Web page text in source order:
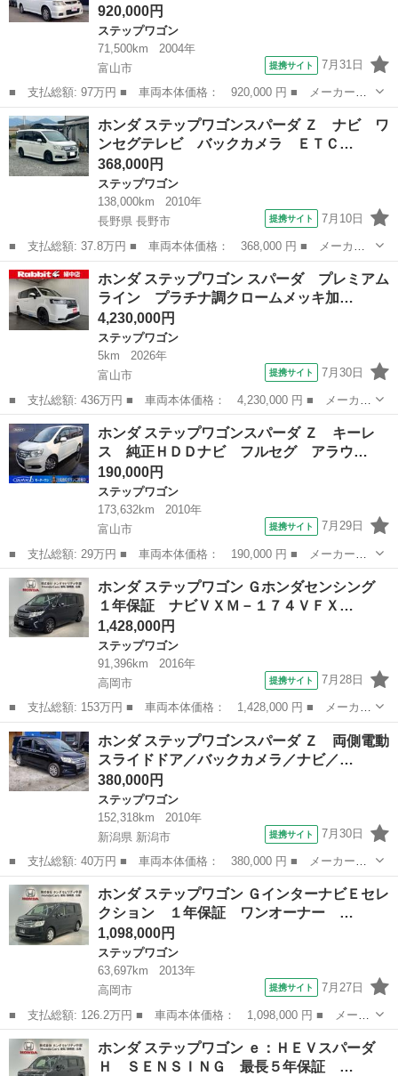
920,000円
ステップワゴン
71,500km
2004年
富山市
提携サイト 7月31日
■ 支払総額: 97万円 ■ 車両本体価格： 920,000 円 ■ メーカー
名： ホンダ ■ 車種名： ステップワゴン ■ グレード名： スタ
イルエディション １０インチアンドロイドナビ／ミラーリング／テ
ザリング／Ｂｌｕ...
富山 富山市 ステップワゴン
ホンダ ステップワゴンスパーダ Ｚ ナビ ワ
ンセグテレビ バックカメラ ＥＴＣ…
368,000円
ステップワゴン
138,000km
2010年
長野県 長野市
提携サイト 7月10日
■ 支払総額: 37.8万円 ■ 車両本体価格： 368,000 円 ■ メーカー
名： ホンダ ■ 車種名： ステップワゴンスパーダ ■ グレード
名： Ｚ ナビ ワンセグテレビ バックカメラ ＥＴＣ ３列シー
ト ８人乗り ...
長野 長野市 ステップワゴン
ホンダ ステップワゴン スパーダ プレミアム
ライン プラチナ調クロームメッキ加…
4,230,000円
ステップワゴン
5km
2026年
富山市
提携サイト 7月30日
■ 支払総額: 436万円 ■ 車両本体価格： 4,230,000 円 ■ メーカー
名： ホンダ ■ 車種名： ステップワゴン ■ グレード名： スパ
ーダ プレミアムライン プラチナ調クロームメッキ加飾付フロント
グリル ス...
富山 富山市 ステップワゴン
ホンダ ステップワゴンスパーダ Ｚ キーレ
ス 純正ＨＤＤナビ フルセグ アラウ…
190,000円
ステップワゴン
173,632km
2010年
富山市
提携サイト 7月29日
■ 支払総額: 29万円 ■ 車両本体価格： 190,000 円 ■ メーカー
名： ホンダ ■ 車種名： ステップワゴンスパーダ ■ グレード
名： Ｚ キーレス 純正ＨＤＤナビ フルセグ アラウンドビュー
モニター オートエ...
富山 富山市 ステップワゴン
ホンダ ステップワゴン Ｇホンダセンシング
１年保証 ナビＶＸＭ－１７４ＶＦＸ…
1,428,000円
ステップワゴン
91,396km
2016年
高岡市
提携サイト 7月28日
■ 支払総額: 153万円 ■ 車両本体価格： 1,428,000 円 ■ メーカー
名： ホンダ ■ 車種名： ステップワゴン ■ グレード名： Ｇホ
ンダセンシング １年保証 ナビＶＸＭ－１７４ＶＦＸｉ ＴＶ Ｒ
カメラ Ｂ...
富山 高岡市 ステップワゴン
ホンダ ステップワゴンスパーダ Ｚ 両側電動
スライドドア／バックカメラ／ナビ／…
380,000円
ステップワゴン
152,318km
2010年
新潟県 新潟市
提携サイト 7月30日
■ 支払総額: 40万円 ■ 車両本体価格： 380,000 円 ■ メーカー
名： ホンダ ■ 車種名： ステップワゴンスパーダ ■ グレード
名： Ｚ 両側電動スライドドア／バックカメラ／ナビ／テレビ／後
部モニター／ＥＴＣ...
新潟 新潟市 ステップワゴン
ホンダ ステップワゴン ＧインターナビＥセレ
クション １年保証 ワンオーナー …
1,098,000円
ステップワゴン
63,697km
2013年
高岡市
提携サイト 7月27日
■ 支払総額: 126.2万円 ■ 車両本体価格： 1,098,000 円 ■ メーカ
ー名： ホンダ ■ 車種名： ステップワゴン ■ グレード名： Ｇ
インターナビＥセレクション １年保証 ワンオーナー 純正ナビ
ＴＶ Ｒ...
富山 高岡市 ステップワゴン
ホンダ ステップワゴン ｅ：ＨＥＶスパーダ
Ｈ ＳＥＮＳＩＮＧ 最長５年保証 …